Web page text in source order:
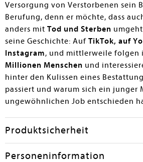
Versorgung von Verstorbenen sein
Berufung, denn er möchte, dass
anders mit Tod und Sterben
seine Geschichte: Auf TikTok, auf
Instagram, und mittlerweile folgen
Millionen Menschen und
hinter den Kulissen eines
passiert und warum sich ein junger
ungewöhnlichen Job entschieden
Produktsicherheit
Personeninformation